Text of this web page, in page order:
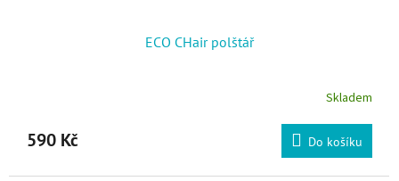
ECO CHair polštář
Skladem
590 Kč Do košíku